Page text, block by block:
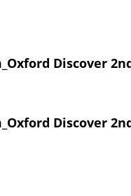
Discover
Discover